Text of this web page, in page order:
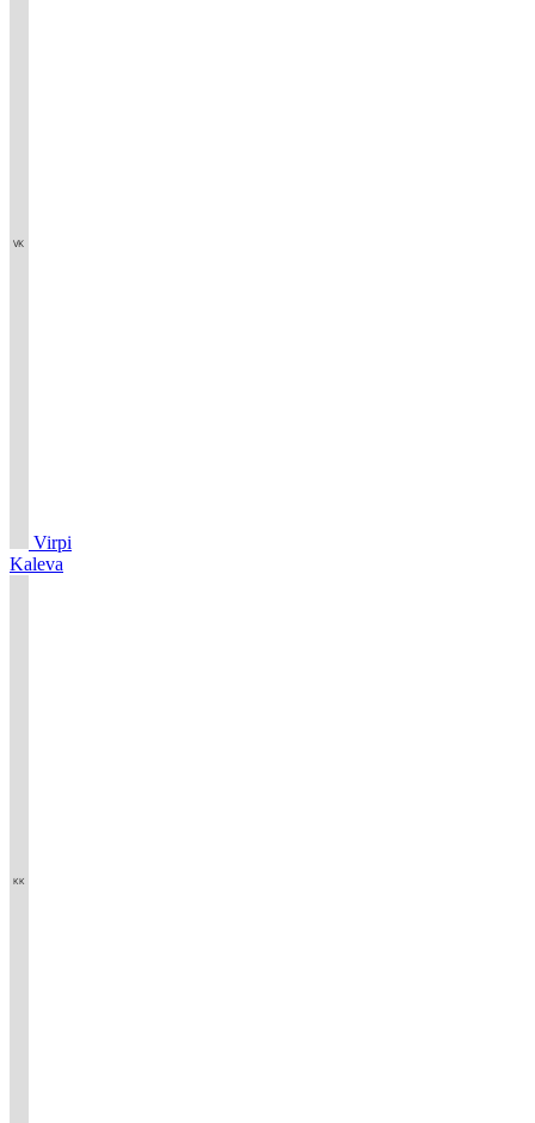
Virpi
Kaleva